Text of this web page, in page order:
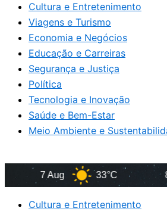
Cultura e Entretenimento
Viagens e Turismo
Economia e Negócios
Educação e Carreiras
Segurança e Justiça
Política
Tecnologia e Inovação
Saúde e Bem-Estar
Meio Ambiente e
33°C
Cultura e Entretenimento